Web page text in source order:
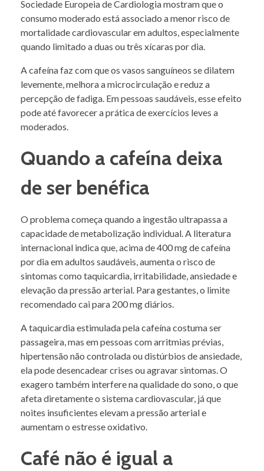
Sociedade Europeia de Cardiologia mostram que o
consumo moderado está associado a menor risco de
mortalidade cardiovascular em adultos, especialmente
quando limitado a duas ou três xícaras por dia.
A cafeína faz com que os vasos sanguíneos se dilatem
levemente, melhora a microcirculação e reduz a
percepção de fadiga. Em pessoas saudáveis, esse efeito
pode até favorecer a prática de exercícios leves a
moderados.
Quando a cafeína deixa
de ser benéfica
O problema começa quando a ingestão ultrapassa a
capacidade de metabolização individual. A literatura
internacional indica que, acima de 400 mg de cafeína
por dia em adultos saudáveis, aumenta o risco de
sintomas como taquicardia, irritabilidade, ansiedade e
elevação da pressão arterial. Para gestantes, o limite
recomendado cai para 200 mg diários.
A taquicardia estimulada pela cafeína costuma ser
passageira, mas em pessoas com arritmias prévias,
hipertensão não controlada ou distúrbios de ansiedade,
ela pode desencadear crises ou agravar sintomas. O
exagero também interfere na qualidade do sono, o que
afeta diretamente o sistema cardiovascular, já que
noites insuficientes elevam a pressão arterial e
aumentam o estresse oxidativo.
Café não é igual a